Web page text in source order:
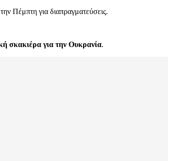
Πέμπτη για διαπραγματεύσεις.
σκακιέρα για την Ουκρανία.